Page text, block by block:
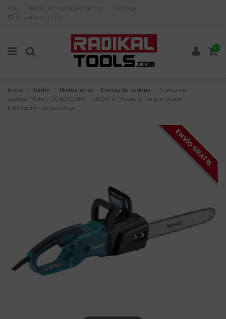
Inicio Envíos, Entregas y Devoluciones
Aviso legal
Lista de favoritos ( 0)
0
Inicio Jardín Motosierras - Sierras de cadena
Sierra de
cadena Makita UC4050AKX - 2000 W, 35 cm, arranque suave,
lubricación automática
ENVÍO GRATIS